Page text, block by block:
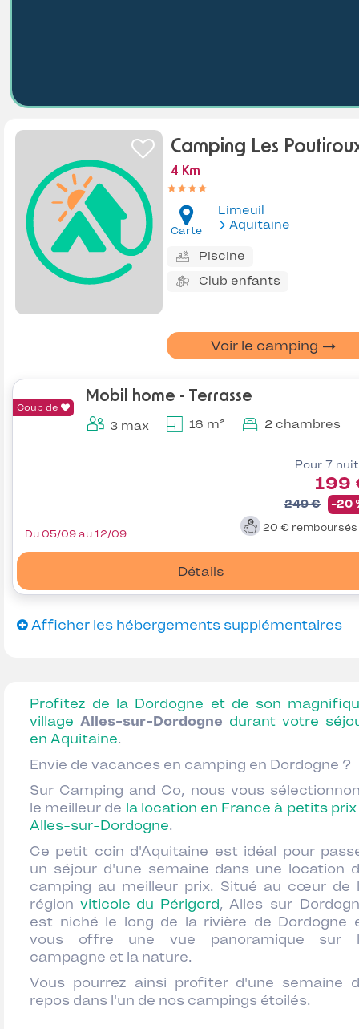
Camping Les
4 Km
Carte
Limeuil
Aquitaine
Piscine
Club enfants
Voir le camping
Coup de
Mobil home - Terrasse
3 max 16 m² 2 chambres
Pour 7
199
249 € -20
20 € remboursés
Détails
Du 05/09 au 12/09
Afficher les hébergements supplémentaires
Profitez de la Dordogne et de son
village Alles-sur-Dordogne durant votre
en Aquitaine.
Envie de vacances en camping en Dordogne ?
Sur Camping and Co, nous vous
le meilleur de la location en France à petits prix
Alles-sur-Dordogne.
Ce petit coin d'Aquitaine est idéal pour
un séjour d'une semaine dans une location
camping au meilleur prix. Situé au cœur de
région viticole du Périgord, Alles-sur-
est niché le long de la rivière de Dordogne
vous offre une vue panoramique sur
campagne et la nature.
Vous pourrez ainsi profiter d'une semaine
repos dans l'un de nos campings étoilés.